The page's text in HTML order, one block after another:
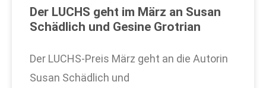
Der LUCHS geht im März an Susan
Schädlich und Gesine Grotrian
Der LUCHS-Preis März geht an die Autorin
Susan Schädlich und